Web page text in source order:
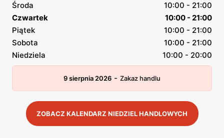
Środa
10:00 - 21:00
Czwartek
10:00 - 21:00
Piątek
10:00 - 21:00
Sobota
10:00 - 21:00
Niedziela
10:00 - 20:00
9 sierpnia 2026 - Zakaz handlu
ZOBACZ KALENDARZ NIEDZIEL HANDLOWYCH